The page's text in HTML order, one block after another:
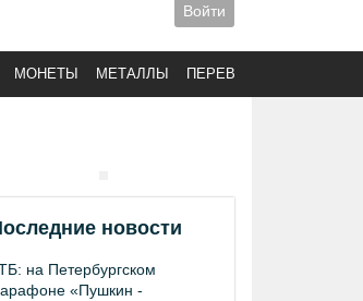
Войти
МОНЕТЫ МЕТАЛЛЫ ПЕРЕВОДЫ
новости
на Петербургском
«Пушкин -